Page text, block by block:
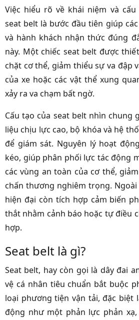
Việc hiểu rõ về khái niệm và
seat belt là bước đầu tiên giúp
và hành khách nhận thức đúng
này. Một chiếc seat belt được
chặt cơ thể, giảm thiểu sự va đập
của xe hoặc các vật thể xung
xảy ra va chạm bất ngờ.
Cấu tạo của seat belt nhìn chung
liệu chịu lực cao, bộ khóa và hệ
để giám sát. Nguyên lý hoạt
kéo, giúp phân phối lực tác động
các vùng an toàn của cơ thể,
chấn thương nghiêm trọng. Ngoài
hiện đại còn tích hợp cảm biến
thắt nhằm cảnh báo hoặc tự điều
hợp.
Seat belt là gì?
Seat belt, hay còn gọi là dây đai
vệ cá nhân tiêu chuẩn bắt buộc
loại phương tiện vận tải, đặc biệt
động như một phản lực phản